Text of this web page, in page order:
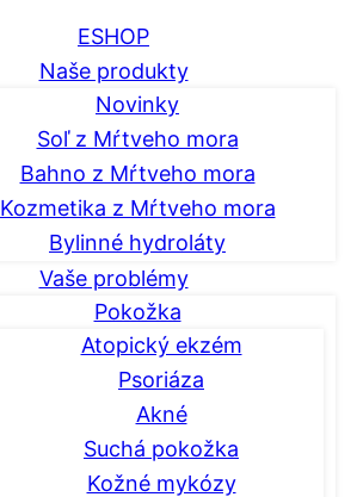
ESHOP
Naše produkty
Novinky
Soľ z Mŕtveho mora
Bahno z Mŕtveho mora
Kozmetika z Mŕtveho mora
Bylinné hydroláty
Vaše problémy
Pokožka
Atopický ekzém
Psoriáza
Akné
Suchá pokožka
Kožné mykózy